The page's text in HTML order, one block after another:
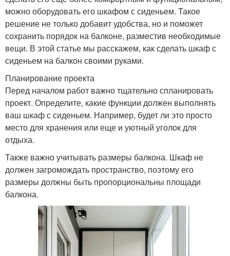
можно оборудовать его шкафом с сиденьем. Такое
решение не только добавит удобства, но и поможет
сохранить порядок на балконе, разместив необходимые
вещи. В этой статье мы расскажем, как сделать шкаф с
сиденьем на балкон своими руками.
Планирование проекта
Перед началом работ важно тщательно спланировать
проект. Определите, какие функции должен выполнять
ваш шкаф с сиденьем. Например, будет ли это просто
место для хранения или еще и уютный уголок для
отдыха.
Также важно учитывать размеры балкона. Шкаф не
должен загромождать пространство, поэтому его
размеры должны быть пропорциональны площади
балкона.